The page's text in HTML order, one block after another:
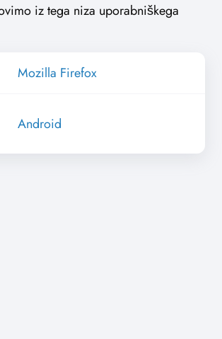
iz tega niza uporabniškega
Mozilla Firefox
Android